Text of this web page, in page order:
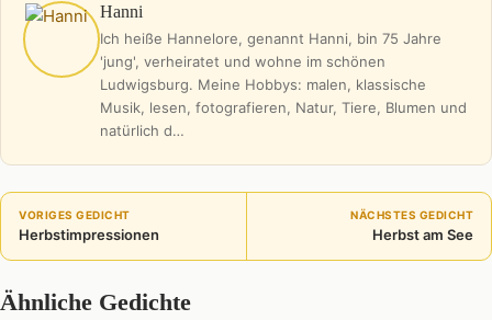
Hanni
Ich heiße Hannelore, genannt Hanni, bin 75 Jahre
'jung', verheiratet und wohne im schönen
Ludwigsburg. Meine Hobbys: malen, klassische
Musik, lesen, fotografieren, Natur, Tiere, Blumen und
natürlich d…
VORIGES GEDICHT
Herbstimpressionen
NÄCHSTES GEDICHT
Herbst am See
Ähnliche Gedichte